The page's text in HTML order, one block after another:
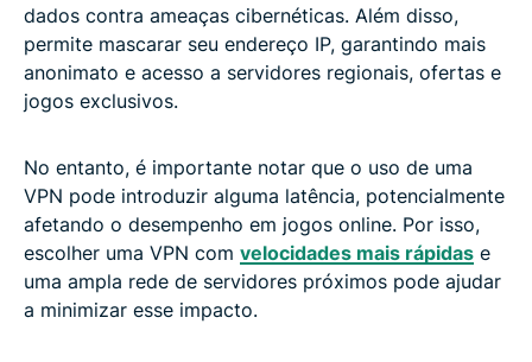
dados contra ameaças cibernéticas. Além disso,
permite mascarar seu endereço IP, garantindo mais
anonimato e acesso a servidores regionais, ofertas e
jogos exclusivos.
No entanto, é importante notar que o uso de uma
VPN pode introduzir alguma latência, potencialmente
afetando o desempenho em jogos online. Por isso,
escolher uma VPN com velocidades mais rápidas e
uma ampla rede de servidores próximos pode ajudar
a minimizar esse impacto.